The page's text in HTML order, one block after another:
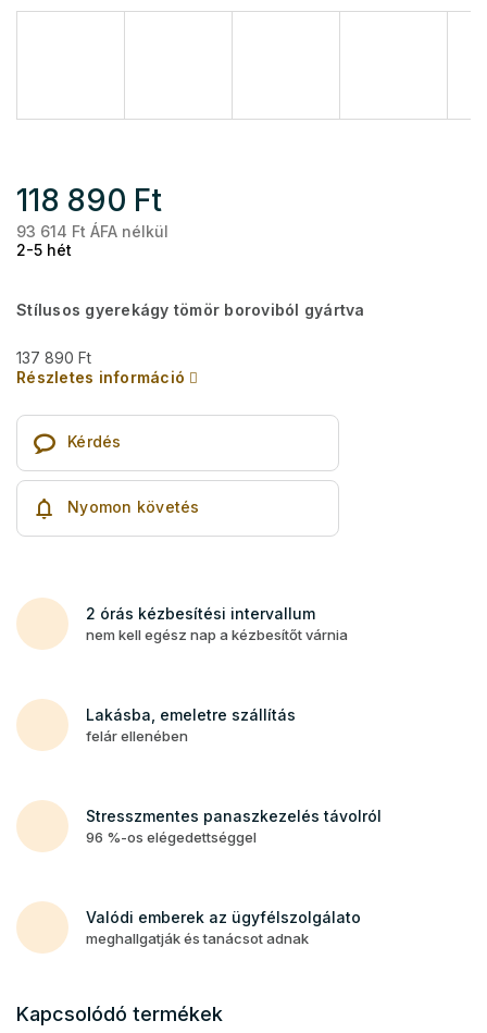
118 890 Ft
93 614 Ft ÁFA nélkül
2-5 hét
Stílusos gyerekágy tömör boroviból gyártva
137 890 Ft
Részletes információ
Kérdés
Nyomon követés
2 órás kézbesítési intervallum
nem kell egész nap a kézbesítőt várnia
Lakásba, emeletre szállítás
felár ellenében
Stresszmentes panaszkezelés távolról
96 %-os elégedettséggel
Valódi emberek az ügyfélszolgálato
meghallgatják és tanácsot adnak
Kapcsolódó termékek